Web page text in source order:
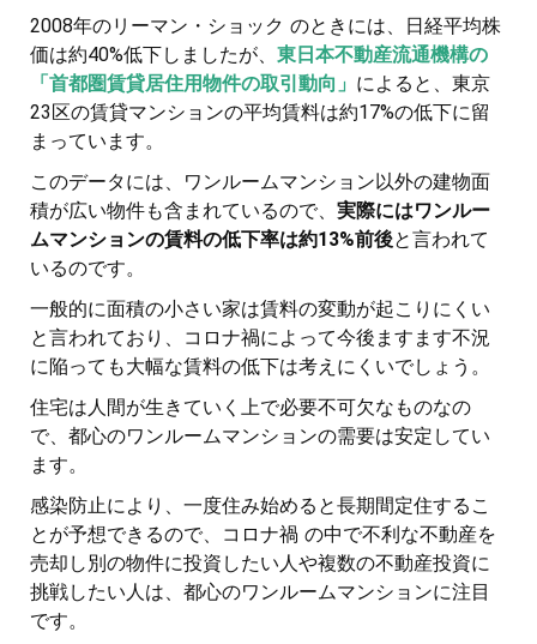
2008年のリーマン・ショック のときには、日経平均株
価は約40%低下しましたが、 東日本不動産流通機構の
「首都圏賃貸居住用物件の取引動向」 によると、東京
23区の賃貸マンションの平均賃料は約17%の低下に留
まっています。
このデータには、ワンルームマンション以外の建物面
積が広い物件も含まれているので、 実際にはワンルー
ムマンションの賃料の低下率は約13%前後と言われて
いるのです。
一般的に面積の小さい家は賃料の変動が起こりにくい
と言われており、コロナ禍によって今後ますます不況
に陥っても大幅な賃料の低下は考えにくいでしょう。
住宅は人間が生きていく上で必要不可欠なものなの
で、都心のワンルームマンションの需要は安定してい
ます。
感染防止により、一度住み始めると長期間定住するこ
とが予想できるので、コロナ禍 の中で不利な不動産を
売却し別の物件に投資したい人や複数の不動産投資に
挑戦したい人は、都心のワンルームマンションに注目
です。